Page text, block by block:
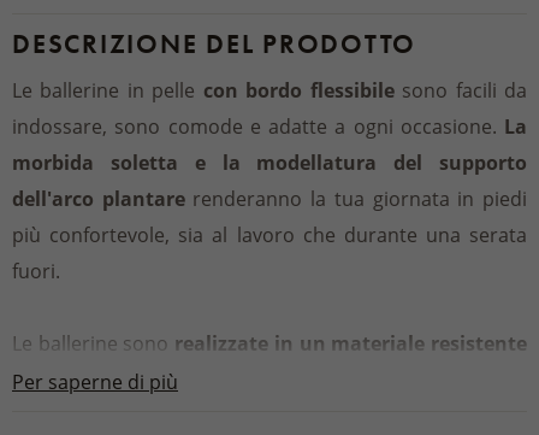
DESCRIZIONE DEL PRODOTTO
Le ballerine in pelle con bordo flessibile sono facili da
indossare, sono comode e adatte a ogni occasione. La
morbida soletta e la modellatura del supporto
dell'arco plantarerenderanno la tua giornata in piedi
più confortevole, sia al lavoro che durante una serata
fuori.
Le ballerine sono realizzate in un materiale resistente
e naturaleche si adatta alla forma dei piedi nel tempo,
Per saperne di più